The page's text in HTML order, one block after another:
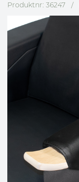
Produktnr: 36247 /